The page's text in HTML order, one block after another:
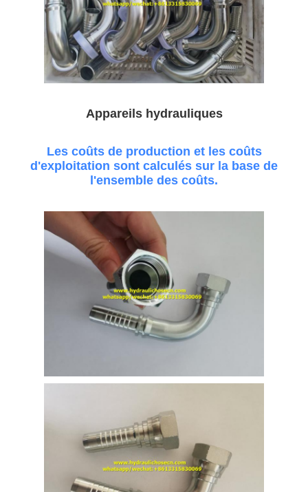
Appareils hydrauliques
Les coûts de production et les coûts
d'exploitation sont calculés sur la base de
l'ensemble des coûts.